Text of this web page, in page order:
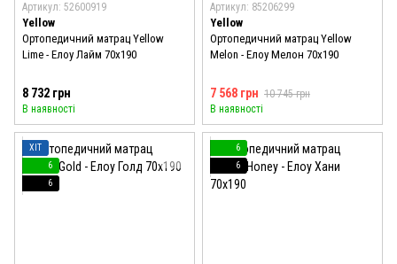
Артикул: 52600919
Yellow
Ортопедичний матрац Yellow
Lime - Елоу Лайм 70x190
8 732 грн
В наявності
Артикул: 85206299
Yellow
Ортопедичний матрац Yellow
Melon - Елоу Мелон 70x190
7 568 грн 10 745 грн
В наявності
ХІТ
6
6
6
6